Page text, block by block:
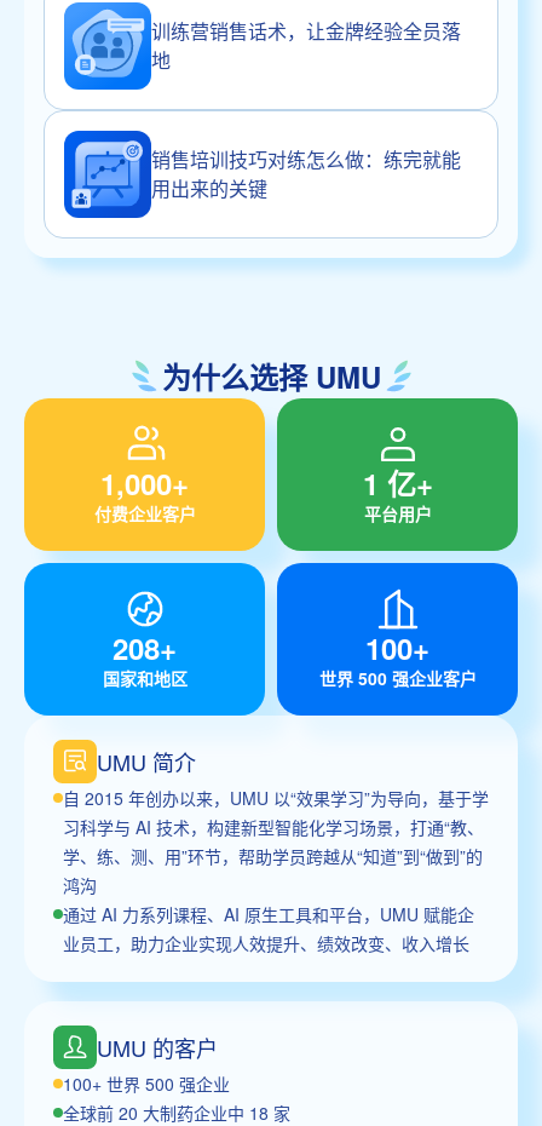
训练营销售话术，让金牌经验全员落
地
销售培训技巧对练怎么做：练完就能
用出来的关键
为什么选择 UMU
1,000+
付费企业客户
1 亿+
平台用户
208+
国家和地区
100+
世界 500 强企业客户
UMU 简介
自 2015 年创办以来，UMU 以“效果学习”为导向，基于学
习科学与 AI 技术，构建新型智能化学习场景，打通“教、
学、练、测、用”环节，帮助学员跨越从“知道”到“做到”的
鸿沟
通过 AI 力系列课程、AI 原生工具和平台，UMU 赋能企
业员工，助力企业实现人效提升、绩效改变、收入增长
UMU 的客户
100+ 世界 500 强企业
全球前 20 大制药企业中 18 家